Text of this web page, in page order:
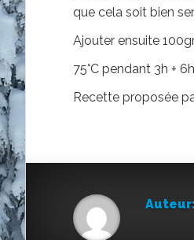
que cela soit bien
Ajouter ensuite
75°C pendant 3h +
Recette proposée
Auteur: